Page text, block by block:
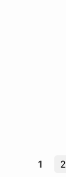
1 2